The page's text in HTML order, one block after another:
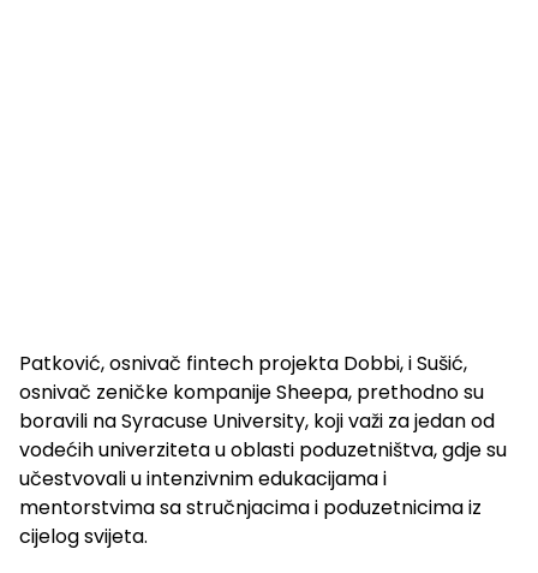
Patković, osnivač fintech projekta Dobbi, i Sušić,
osnivač zeničke kompanije Sheepa, prethodno su
boravili na Syracuse University, koji važi za jedan od
vodećih univerziteta u oblasti poduzetništva, gdje su
učestvovali u intenzivnim edukacijama i
mentorstvima sa stručnjacima i poduzetnicima iz
cijelog svijeta.